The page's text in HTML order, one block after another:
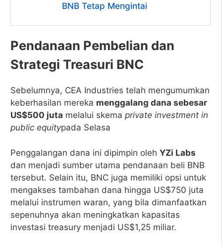
BNB Tetap Mengintai
Pendanaan Pembelian dan
Strategi Treasuri BNC
Sebelumnya, CEA Industries telah mengumumkan
keberhasilan mereka menggalang dana sebesar
US$500 juta melalui skema private investment in
public equitypada Selasa
Penggalangan dana ini dipimpin oleh YZi Labs
dan menjadi sumber utama pendanaan beli BNB
tersebut. Selain itu, BNC juga memiliki opsi untuk
mengakses tambahan dana hingga US$750 juta
melalui instrumen waran, yang bila dimanfaatkan
sepenuhnya akan meningkatkan kapasitas
investasi treasury menjadi US$1,25 miliar.